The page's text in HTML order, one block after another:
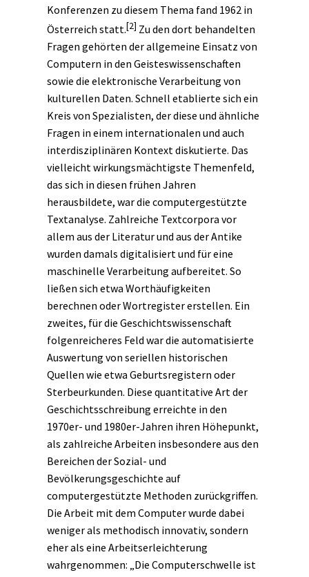
Konferenzen zu diesem Thema fand 1962 in
Österreich statt.[2] Zu den dort behandelten
Fragen gehörten der allgemeine Einsatz von
Computern in den Geisteswissenschaften
sowie die elektronische Verarbeitung von
kulturellen Daten. Schnell etablierte sich ein
Kreis von Spezialisten, der diese und ähnliche
Fragen in einem internationalen und auch
interdisziplinären Kontext diskutierte. Das
vielleicht wirkungsmächtigste Themenfeld,
das sich in diesen frühen Jahren
herausbildete, war die computergestützte
Textanalyse. Zahlreiche Textcorpora vor
allem aus der Literatur und aus der Antike
wurden damals digitalisiert und für eine
maschinelle Verarbeitung aufbereitet. So
ließen sich etwa Worthäufigkeiten
berechnen oder Wortregister erstellen. Ein
zweites, für die Geschichtswissenschaft
folgenreicheres Feld war die automatisierte
Auswertung von seriellen historischen
Quellen wie etwa Geburtsregistern oder
Sterbeurkunden. Diese quantitative Art der
Geschichtsschreibung erreichte in den
1970er- und 1980er-Jahren ihren Höhepunkt,
als zahlreiche Arbeiten insbesondere aus den
Bereichen der Sozial- und
Bevölkerungsgeschichte auf
computergestützte Methoden zurückgriffen.
Die Arbeit mit dem Computer wurde dabei
weniger als methodisch innovativ, sondern
eher als eine Arbeitserleichterung
wahrgenommen: „Die Computerschwelle ist